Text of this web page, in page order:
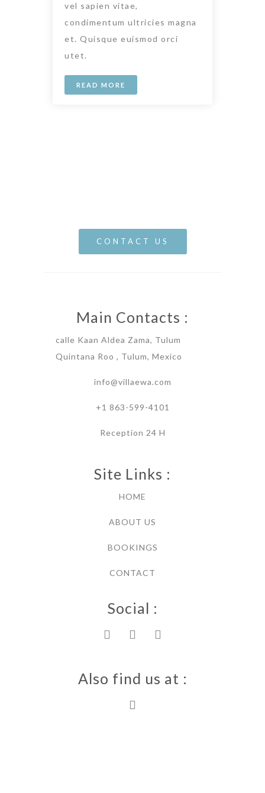
vel sapien vitae,
condimentum ultricies magna
et. Quisque euismod orci
utet.
READ MORE
CONTACT US
Main Contacts :
calle Kaan Aldea Zama, Tulum
Quintana Roo , Tulum, Mexico
info@villaewa.com
+1 863-599-4101
Reception 24 H
Site Links :
HOME
ABOUT US
BOOKINGS
CONTACT
Social :
Also find us at :